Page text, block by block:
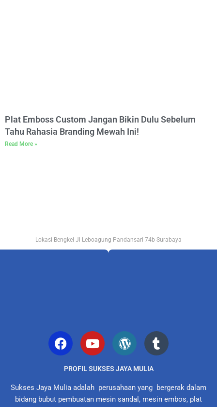
Plat Emboss Custom Jangan Bikin Dulu Sebelum
Tahu Rahasia Branding Mewah Ini!
Read More »
Lokasi Bengkel Jl Leboagung Pandansari 74b Surabaya
PROFIL SUKSES JAYA MULIA
Sukses Jaya Mulia adalah perusahaan yang bergerak dalam
bidang bubut pembuatan mesin sandal, mesin embos, plat